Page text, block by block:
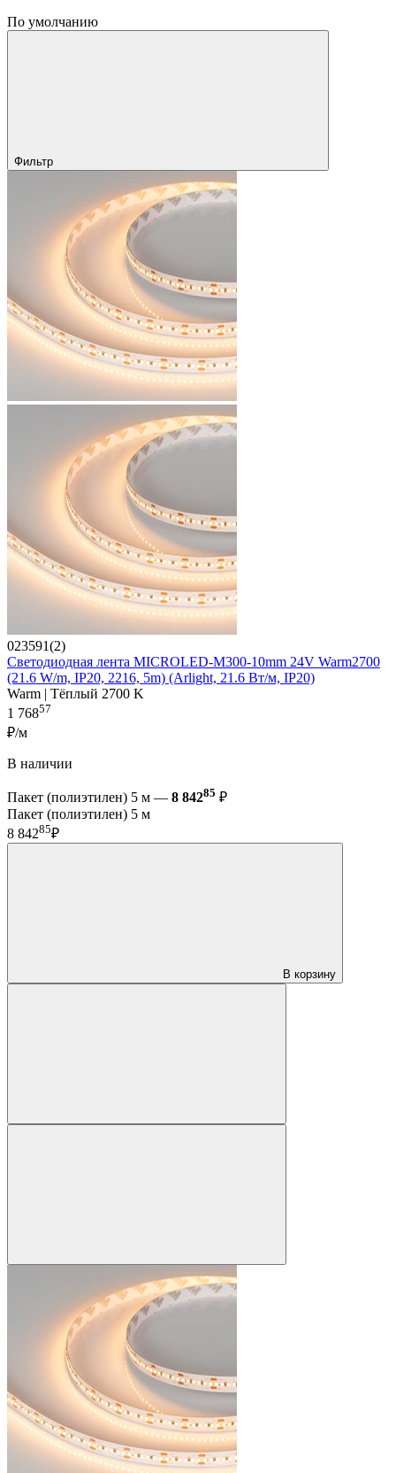
По умолчанию
Фильтр
023591(2)
Светодиодная лента MICROLED-M300-10mm 24V Warm2700
(21.6 W/m, IP20, 2216, 5m) (Arlight, 21.6 Вт/м, IP20)
Warm | Тёплый 2700 K
1 76857
₽/м
В наличии
Пакет (полиэтилен) 5 м — 8 84285 ₽
Пакет (полиэтилен) 5 м
8 84285₽
В корзину